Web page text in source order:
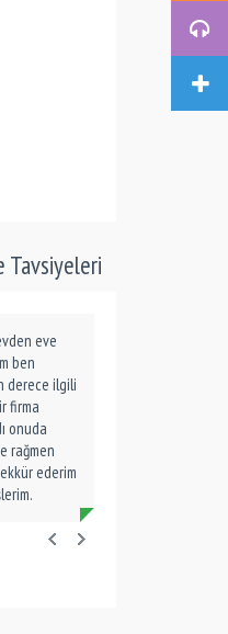
Tavsiyeleri
eve
ben
derece ilgili
firma
onuda
rağmen
ederim